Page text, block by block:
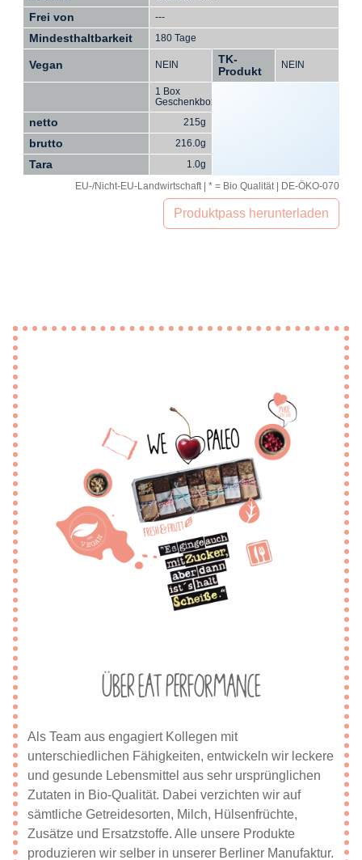
Frei von ---
Mindesthaltbarkeit 180 Tage
Vegan NEIN
TK-
Produkt
NEIN
1 Box
Geschenkboxen
netto 215g
brutto 216.0g
Tara
1.0g
EU-/Nicht-EU-Landwirtschaft | * = Bio Qualität | DE-ÖKO-070
Produktpass herunterladen
Über eat Performance
Als Team aus engagiert Kollegen mit
unterschiedlichen Fähigkeiten, entwickeln wir leckere
und gesunde Lebensmittel aus sehr ursprünglichen
Zutaten in Bio-Qualität. Dabei verzichten wir auf
sämtliche Getreidesorten, Milch, Hülsenfrüchte,
Zusätze und Ersatzstoffe. Alle unsere Produkte
produzieren wir selber in unserer Berliner Manufaktur.